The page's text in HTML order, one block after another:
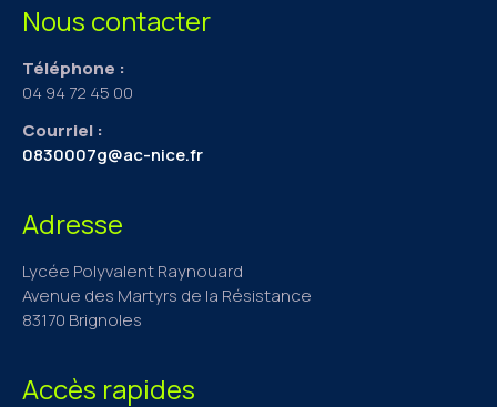
Nous contacter
Téléphone :
04 94 72 45 00
Courriel :
0830007g@ac-nice.fr
Adresse
Lycée Polyvalent Raynouard
Avenue des Martyrs de la Résistance
83170 Brignoles
Accès rapides